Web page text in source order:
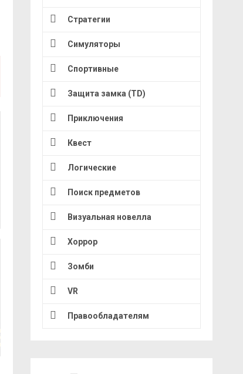
Стратегии
Симуляторы
Спортивные
Защита замка (TD)
Приключения
Квест
Логические
Поиск предметов
Визуальная новелла
Хоррор
Зомби
VR
Правообладателям